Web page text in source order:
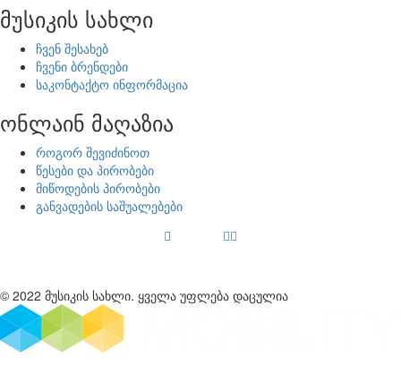
მუსიკის სახლი
ჩვენ შესახებ
ჩვენი ბრენდები
საკონტაქტო ინფორმაცია
ონლაინ მაღაზია
როგორ შევიძინოთ
წესები და პირობები
მიწოდების პირობები
განვადების საშუალებები
© 2022 მუსიკის სახლი. ყველა უფლება დაცულია